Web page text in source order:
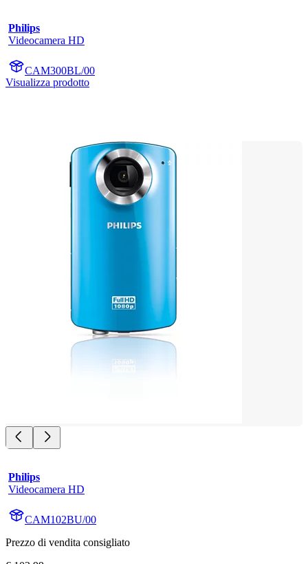
Philips
Videocamera HD
CAM300BL/00
Visualizza prodotto
Philips
Videocamera HD
CAM102BU/00
Prezzo di vendita consigliato